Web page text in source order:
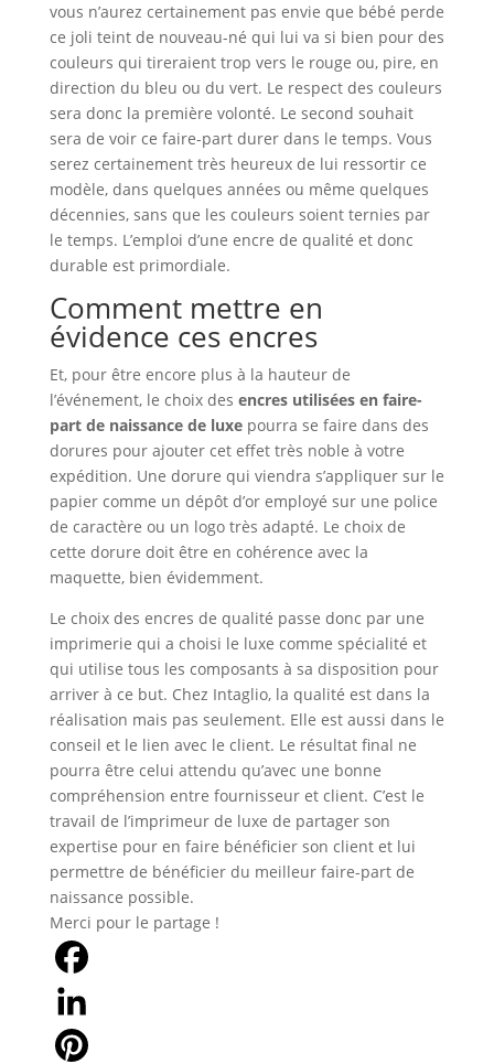
vous n’aurez certainement pas envie que bébé perde
ce joli teint de nouveau-né qui lui va si bien pour des
couleurs qui tireraient trop vers le rouge ou, pire, en
direction du bleu ou du vert. Le respect des couleurs
sera donc la première volonté. Le second souhait
sera de voir ce faire-part durer dans le temps. Vous
serez certainement très heureux de lui ressortir ce
modèle, dans quelques années ou même quelques
décennies, sans que les couleurs soient ternies par
le temps. L’emploi d’une encre de qualité et donc
durable est primordiale.
Comment mettre en
évidence ces encres
Et, pour être encore plus à la hauteur de
l’événement, le choix des encres utilisées en faire-
part de naissance de luxepourra se faire dans des
dorures pour ajouter cet effet très noble à votre
expédition. Une dorure qui viendra s’appliquer sur le
papier comme un dépôt d’or employé sur une police
de caractère ou un logo très adapté. Le choix de
cette dorure doit être en cohérence avec la
maquette, bien évidemment.
Le choix des encres de qualité passe donc par une
imprimerie qui a choisi le luxe comme spécialité et
qui utilise tous les composants à sa disposition pour
arriver à ce but. Chez Intaglio, la qualité est dans la
réalisation mais pas seulement. Elle est aussi dans le
conseil et le lien avec le client. Le résultat final ne
pourra être celui attendu qu’avec une bonne
compréhension entre fournisseur et client. C’est le
travail de l’imprimeur de luxe de partager son
expertise pour en faire bénéficier son client et lui
permettre de bénéficier du meilleur faire-part de
naissance possible.
Merci pour le partage !
Facebook
LinkedIn